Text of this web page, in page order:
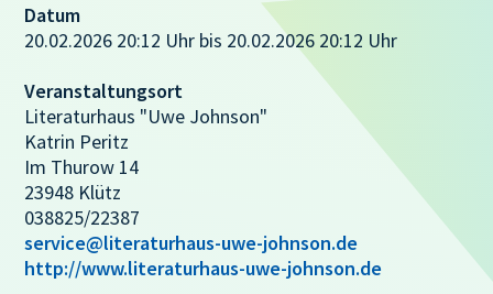
Datum
20.02.2026 20:12 Uhr bis 20.02.2026 20:12 Uhr
Veranstaltungsort
Literaturhaus "Uwe Johnson"
Katrin Peritz
Im Thurow 14
23948 Klütz
038825/22387
service@literaturhaus-uwe-johnson.de
http://www.literaturhaus-uwe-johnson.de